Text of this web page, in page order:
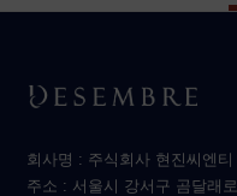
회사명 : 주식회사 현진씨엔티
주소 : 서울시 강서구 곰달래